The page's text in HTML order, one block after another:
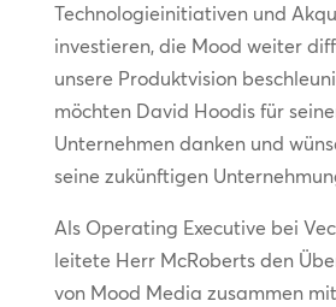
Technologieinitiativen und
investieren, die Mood weiter
unsere Produktvision
möchten David Hoodis für
Unternehmen danken und
seine zukünftigen
Als Operating Executive bei
leitete Herr McRoberts den
von Mood Media zusammen